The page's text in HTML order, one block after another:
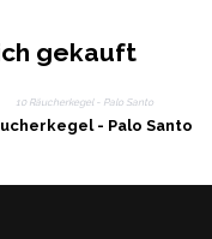
gekauft
- Palo Santo